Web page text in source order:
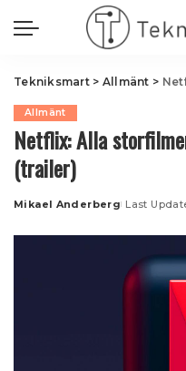
Tekniksmart> Allmänt >
Allmänt
Netflix: Alla
(trailer)
Posted
Mikael Anderberg Last